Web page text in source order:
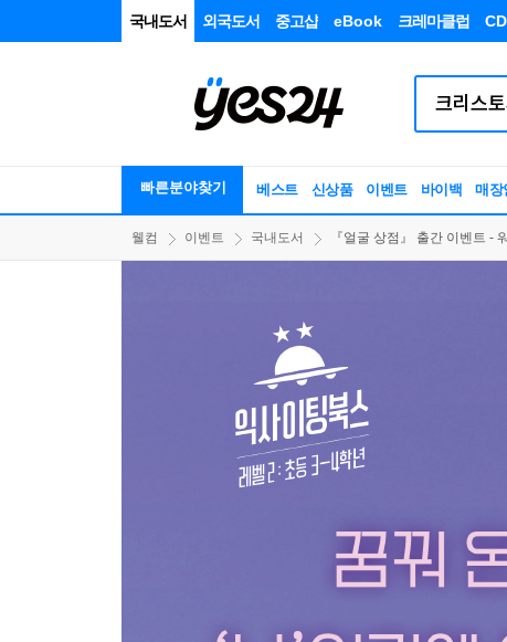
국내도서 외국도서 중고샵 eBook 크레마클럽
빠른분야찾기 베스트 신상품 이벤트 바이백 매장
웰컴 이벤트 국내도서 『얼굴 상점』 출간 이벤트 -